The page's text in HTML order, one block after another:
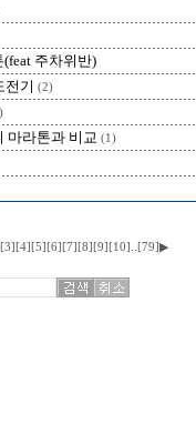
주차위반)
전기 (2)
마라톤과 비교 (1)
[3] [4] [5] [6] [7] [8] [9] [10] ..[79]▶